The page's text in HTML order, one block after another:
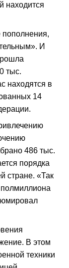
находится
пополнения,
И
тыс.
находятся в
14
486 тыс.
порядка
стране. «Так
полмиллиона
В этом
техники